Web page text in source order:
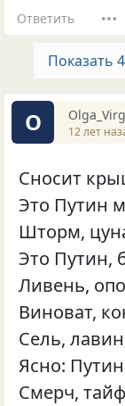
Ответить
Показать
O 12 лет
Сносит
Это Путин
Шторм,
Это Путин,
Ливень,
Виноват,
Сель,
Ясно:
Смерч,